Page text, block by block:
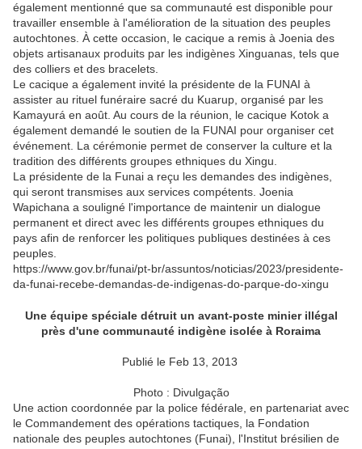
également mentionné que sa communauté est disponible pour
travailler ensemble à l'amélioration de la situation des peuples
autochtones. À cette occasion, le cacique a remis à Joenia des
objets artisanaux produits par les indigènes Xinguanas, tels que
des colliers et des bracelets.
Le cacique a également invité la présidente de la FUNAI à
assister au rituel funéraire sacré du Kuarup, organisé par les
Kamayurá en août. Au cours de la réunion, le cacique Kotok a
également demandé le soutien de la FUNAI pour organiser cet
événement. La cérémonie permet de conserver la culture et la
tradition des différents groupes ethniques du Xingu.
La présidente de la Funai a reçu les demandes des indigènes,
qui seront transmises aux services compétents. Joenia
Wapichana a souligné l'importance de maintenir un dialogue
permanent et direct avec les différents groupes ethniques du
pays afin de renforcer les politiques publiques destinées à ces
peuples.
https://www.gov.br/funai/pt-br/assuntos/noticias/2023/presidente-
da-funai-recebe-demandas-de-indigenas-do-parque-do-xingu
Une équipe spéciale détruit un avant-poste minier illégal
près d'une communauté indigène isolée à Roraima
Publié le Feb 13, 2013
Photo : Divulgação
Une action coordonnée par la police fédérale, en partenariat avec
le Commandement des opérations tactiques, la Fondation
nationale des peuples autochtones (Funai), l'Institut brésilien de